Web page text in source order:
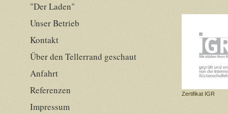
Zertifikat IGR
"Der Laden"
Unser Betrieb
Kontakt
Über den Tellerrand geschaut
Anfahrt
Referenzen
Impressum